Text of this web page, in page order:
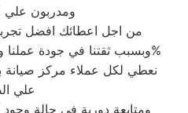
ومدربون
من اجل اعطائك افضل
وبسبب ثقتنا في جودة عملنا وفي ان قطع غيارنا اصلية 100%
نعطي لكل عملاء مركز
علي
ومتابعة دورية في حالة